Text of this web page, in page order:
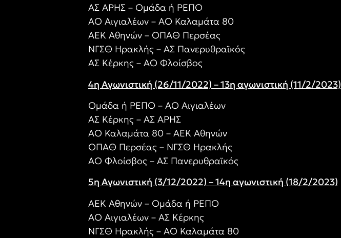
ΑΣ ΑΡΗΣ – Ομάδα ή ΡΕΠΟ
ΑΟ Αιγιαλέων – ΑΟ Καλαμάτα 80
ΑΕΚ Αθηνών – ΟΠΑΘ Περσέας
ΝΓΣΘ Ηρακλής – ΑΣ Πανερυθραϊκός
ΑΣ Κέρκης – ΑΟ Φλοίσβος
4η Αγωνιστική (26/11/2022) – 13η αγωνιστική (11/2/2023)
Ομάδα ή ΡΕΠΟ – ΑΟ Αιγιαλέων
ΑΣ Κέρκης – ΑΣ ΑΡΗΣ
ΑΟ Καλαμάτα 80 – ΑΕΚ Αθηνών
ΟΠΑΘ Περσέας – ΝΓΣΘ Ηρακλής
ΑΟ Φλοίσβος – ΑΣ Πανερυθραϊκός
5η Αγωνιστική (3/12/2022) – 14η αγωνιστική (18/2/2023)
ΑΕΚ Αθηνών – Ομάδα ή ΡΕΠΟ
ΑΟ Αιγιαλέων – ΑΣ Κέρκης
ΝΓΣΘ Ηρακλής – ΑΟ Καλαμάτα 80